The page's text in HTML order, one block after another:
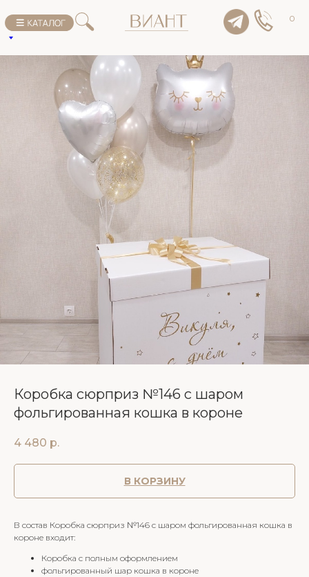
0
Коробка сюрприз №146 с шаром
фольгированная кошка в короне
4 480 р.
В КОРЗИНУ
В состав Коробка сюрприз №146 с шаром фольгированная кошка в
короне входит:
Коробка с полным оформлением
фольгированный шар кошка в короне